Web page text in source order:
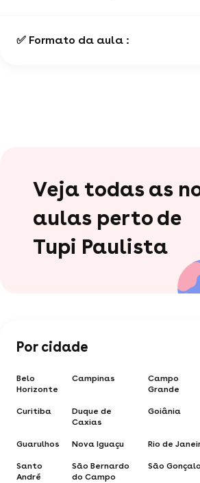
✅ Formato da aula :
Veja todas as
aulas perto de
Tupi Paulista
Por cidade
Belo
Horizonte
Campinas
Campo
Grande
Curitiba
Duque de
Caxias
Goiânia
Guarulhos Nova Iguaçu Rio de
Santo
André
São Bernardo
do Campo
São Gonçalo